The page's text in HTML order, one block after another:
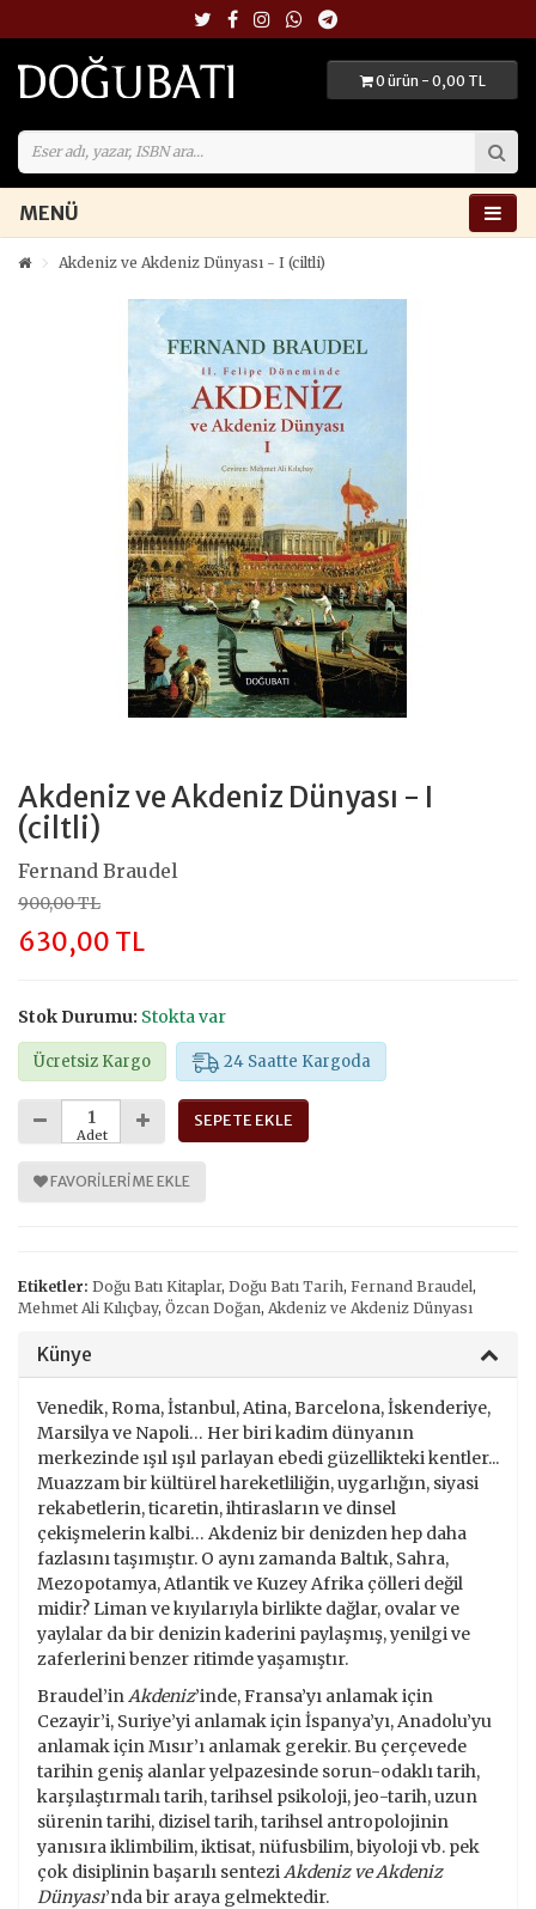
0 ürün - 0,00 TL
MENÜ
Akdeniz ve Akdeniz Dünyası - I (ciltli)
Akdeniz ve Akdeniz Dünyası - I
(ciltli)
Fernand Braudel
900,00 TL
630,00 TL
Stok Durumu: Stokta var
Ücretsiz Kargo 24 Saatte Kargoda
Adet
SEPETE EKLE
FAVORILERIME EKLE
Etiketler: Doğu Batı Kitaplar, Doğu Batı Tarih, Fernand Braudel,
Mehmet Ali Kılıçbay, Özcan Doğan, Akdeniz ve Akdeniz Dünyası
Künye
Venedik, Roma, İstanbul, Atina, Barcelona, İskenderiye,
Marsilya ve Napoli… Her biri kadim dünyanın
merkezinde ışıl ışıl parlayan ebedi güzellikteki kentler...
Muazzam bir kültürel hareketliliğin, uygarlığın, siyasi
rekabetlerin, ticaretin, ihtirasların ve dinsel
çekişmelerin kalbi… Akdeniz bir denizden hep daha
fazlasını taşımıştır. O aynı zamanda Baltık, Sahra,
Mezopotamya, Atlantik ve Kuzey Afrika çölleri değil
midir? Liman ve kıyılarıyla birlikte dağlar, ovalar ve
yaylalar da bir denizin kaderini paylaşmış, yenilgi ve
zaferlerini benzer ritimde yaşamıştır.
Braudel’inAkdeniz’inde, Fransa’yı anlamak için
Cezayir’i, Suriye’yi anlamak için İspanya’yı, Anadolu’yu
anlamak için Mısır’ı anlamak gerekir. Bu çerçevede
tarihin geniş alanlar yelpazesinde sorun-odaklı tarih,
karşılaştırmalı tarih, tarihsel psikoloji, jeo-tarih, uzun
sürenin tarihi, dizisel tarih, tarihsel antropolojinin
yanısıra iklimbilim, iktisat, nüfusbilim, biyoloji vb. pek
çok disiplinin başarılı senteziAkdeniz ve Akdeniz
Dünyası’nda bir araya gelmektedir.